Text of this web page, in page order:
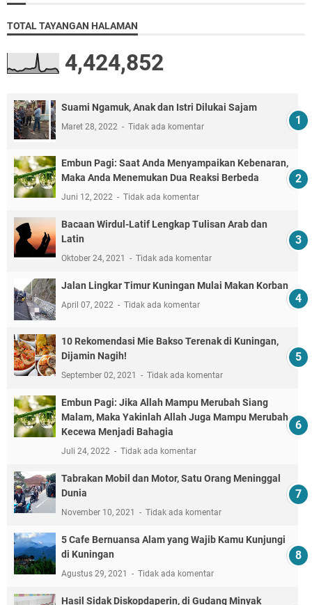
TOTAL TAYANGAN HALAMAN
4,424,852
Suami Ngamuk, Anak dan Istri Dilukai Sajam
Maret 28, 2022 Tidak ada komentar
Embun Pagi: Saat Anda Menyampaikan Kebenaran,
Maka Anda Menemukan Dua Reaksi Berbeda
Juni 12, 2022 Tidak ada komentar
Bacaan Wirdul-Latif Lengkap Tulisan Arab dan
Latin
Oktober 24, 2021 Tidak ada komentar
Jalan Lingkar Timur Kuningan Mulai Makan Korban
April 07, 2022 Tidak ada komentar
10 Rekomendasi Mie Bakso Terenak di Kuningan,
Dijamin Nagih!
September 02, 2021 Tidak ada komentar
Embun Pagi: Jika Allah Mampu Merubah Siang
Malam, Maka Yakinlah Allah Juga Mampu Merubah
Kecewa Menjadi Bahagia
Juli 24, 2022 Tidak ada komentar
Tabrakan Mobil dan Motor, Satu Orang Meninggal
Dunia
November 10, 2021 Tidak ada komentar
5 Cafe Bernuansa Alam yang Wajib Kamu Kunjungi
di Kuningan
Agustus 29, 2021 Tidak ada komentar
Hasil Sidak Diskopdaperin, di Gudang Minyak